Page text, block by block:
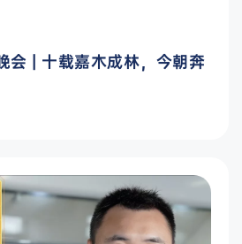
| 十载嘉木成林，今朝奔